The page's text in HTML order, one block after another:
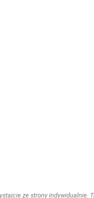
ze strony